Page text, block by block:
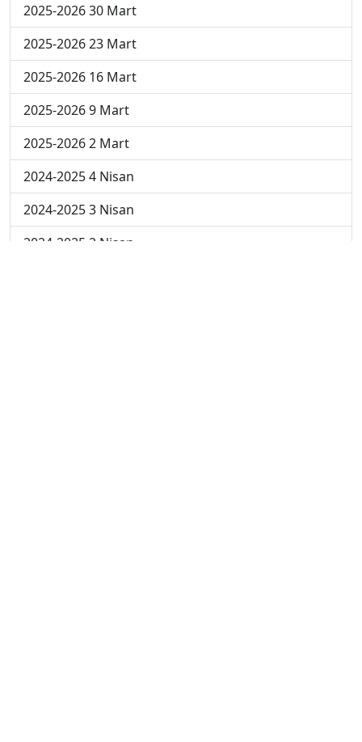
2025-2026 30 Mart
2025-2026 23 Mart
2025-2026 16 Mart
2025-2026 9 Mart
2025-2026 2 Mart
2024-2025 4 Nisan
2024-2025 3 Nisan
2024-2025 2 Nisan